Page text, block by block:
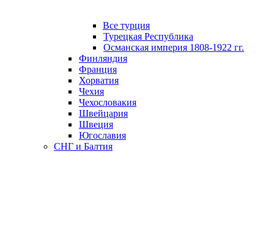
Все турция
Турецкая Республика
Османская империя 1808-1922 гг.
Финляндия
Франция
Хорватия
Чехия
Чехословакия
Швейцария
Швеция
Югославия
СНГ и Балтия